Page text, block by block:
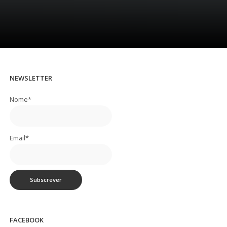
NEWSLETTER
Nome*
Email*
FACEBOOK